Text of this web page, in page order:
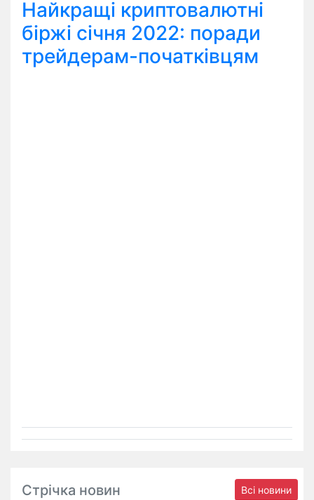
Найкращі криптовалютні
біржі січня 2022: поради
трейдерам-початківцям
Стрічка новин Всі новини